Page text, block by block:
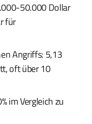
50.000 Dollar
für
Angriffs: 5,13
oft über 10
im Vergleich zu